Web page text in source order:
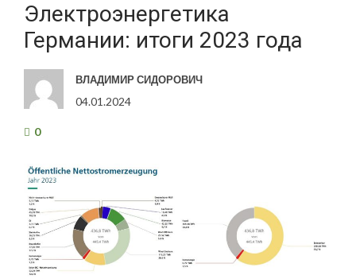
Электроэнергетика
Германии: итоги 2023 года
ВЛАДИМИР СИДОРОВИЧ
04.01.2024
0